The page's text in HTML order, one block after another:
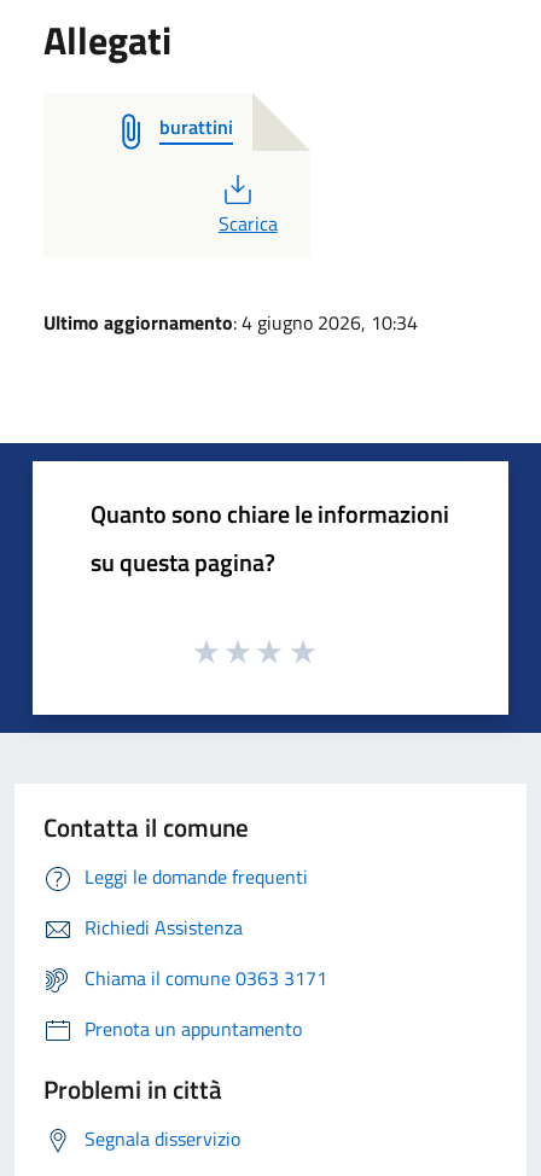
Allegati
burattini
PDF
Scarica
Ultimo aggiornamento: 4 giugno 2026, 10:34
Quanto sono chiare le informazioni
su questa pagina?
Contatta il comune
Leggi le domande frequenti
Richiedi Assistenza
Chiama il comune 0363 3171
Prenota un appuntamento
Problemi in città
Segnala disservizio